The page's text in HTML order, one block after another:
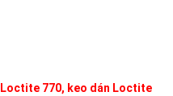
Loctite 770, keo dán Loctite